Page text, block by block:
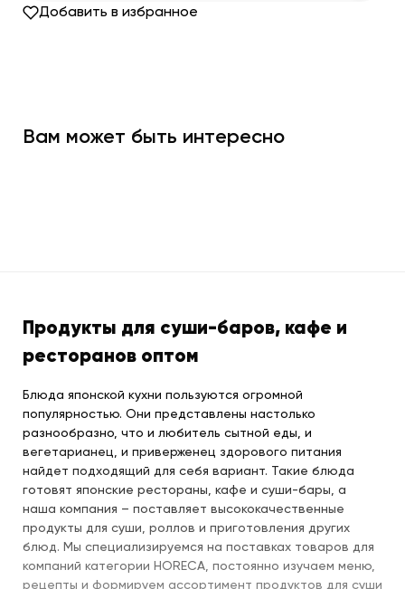
Добавить в избранное
Вам может быть интересно
Продукты для суши-баров, кафе и
ресторанов оптом
Блюда японской кухни пользуются огромной
популярностью. Они представлены настолько
разнообразно, что и любитель сытной еды, и
вегетарианец, и приверженец здорового питания
найдет подходящий для себя вариант. Такие блюда
готовят японские рестораны, кафе и суши-бары, а
наша компания – поставляет высококачественные
продукты для суши, роллов и приготовления других
блюд. Мы специализируемся на поставках товаров для
компаний категории HORECA, постоянно изучаем меню,
рецепты и формируем ассортимент продуктов для суши